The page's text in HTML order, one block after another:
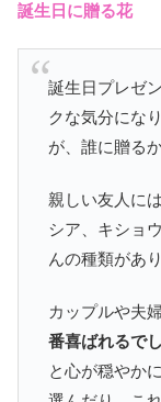
誕生日に贈る花
誕生日プレゼ
クな気分にな
が、誰に贈る
親しい友人に
シア、キショ
んの種類があり
カップルや夫
番喜ばれるでし
と心が穏やか